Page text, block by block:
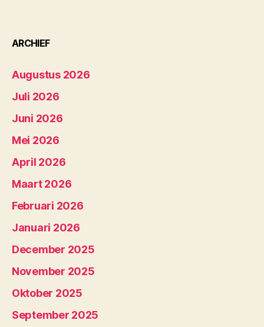
ARCHIEF
Augustus 2026
Juli 2026
Juni 2026
Mei 2026
April 2026
Maart 2026
Februari 2026
Januari 2026
December 2025
November 2025
Oktober 2025
September 2025